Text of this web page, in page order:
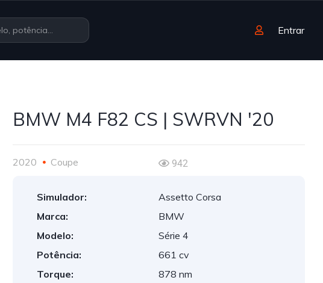
Entrar
BMW M4 F82 CS | SWRVN '20
2020 Coupe 942
Simulador:
Assetto Corsa
Marca:
BMW
Modelo:
Série 4
Potência:
661 cv
Torque:
878 nm